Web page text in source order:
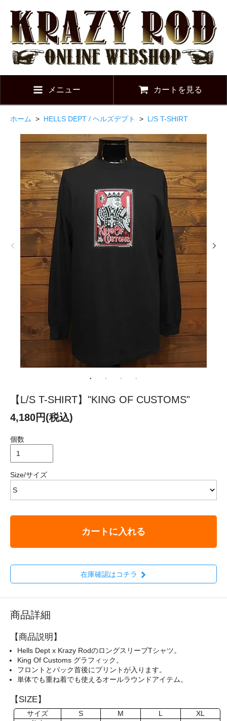
メニュー カートを見る
ホーム > HELLS DEPT / ヘルズデプト > L/S T-SHIRT
【L/S T-SHIRT】"KING OF CUSTOMS"
4,180円(税込)
個数
Size/サイズ
カートに入れる
在庫確認はコチラ
商品詳細
【商品説明】
Hells Dept x Krazy RodのロングスリーブTシャツ。
King Of Customs グラフィック。
フロントとバック首後にプリントが入ります。
単体でも重ね着でも使えるオールラウンドアイテム。
【SIZE】
サイズ S M L
XL